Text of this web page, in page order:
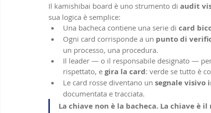
Il kamishibai board è uno strumento di audit
sua logica è semplice:
Una bacheca contiene una serie di card
Ogni card corrisponde a un punto di
un processo, una procedura.
Il leader — o il responsabile designato —
rispettato, e gira la card: verde se tutto è
Le card rosse diventano un segnale visivo
documentata e tracciata.
La chiave non è la bacheca. La chiave è